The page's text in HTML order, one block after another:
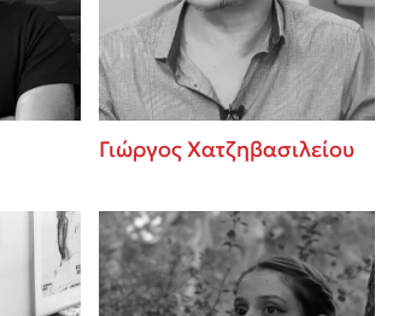
Γιώργος Χατζηβασιλείου